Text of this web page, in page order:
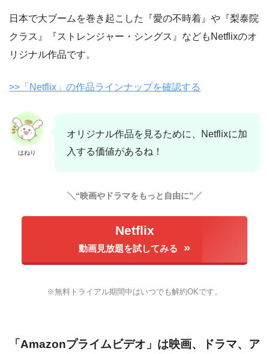
日本で大ブームを巻き起こした『愛の不時着』や『梨泰院
クラス』『ストレンジャー・シングス』などもNetflixのオ
リジナル作品です。
>>「Netflix」の作品ラインナップを確認する
はねり
オリジナル作品を見るために、Netflixに加
入する価値があるね！
╲“映画やドラマをもっと自由に”╱
Netflix
動画見放題を試してみる
※無料トライアル期間中はいつでも解約OKです。
「Amazonプライムビデオ」は映画、ドラマ、ア